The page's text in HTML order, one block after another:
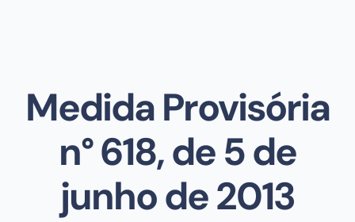
Medida Provisória
n° 618, de 5 de
junho de 2013